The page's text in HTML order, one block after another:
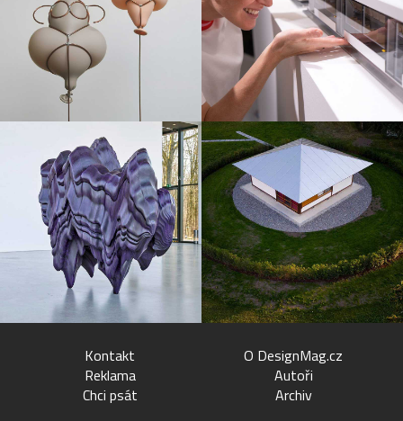
Kontakt
Reklama
Chci psát
O DesignMag.cz
Autoři
Archiv